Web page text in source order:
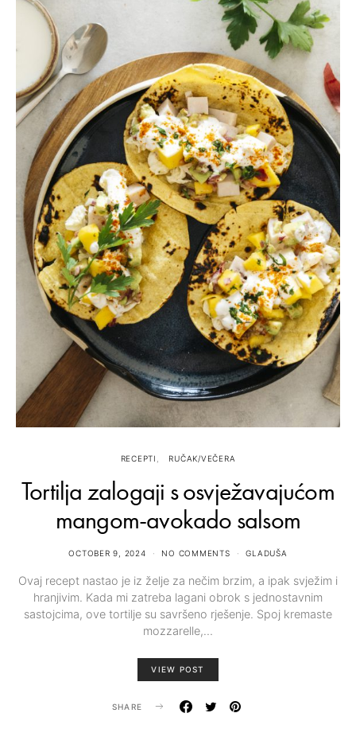
RECEPTI RUČAK/VEČERA
Tortilja zalogaji s osvježavajućom
mangom-avokado salsom
OCTOBER 9, 2024 NO COMMENTS GLADUŠA
Ovaj recept nastao je iz želje za nečim brzim, a ipak svježim i
hranjivim. Kada mi zatreba lagani obrok s jednostavnim
sastojcima, ove tortilje su savršeno rješenje. Spoj kremaste
mozzarelle,…
VIEW POST
SHARE